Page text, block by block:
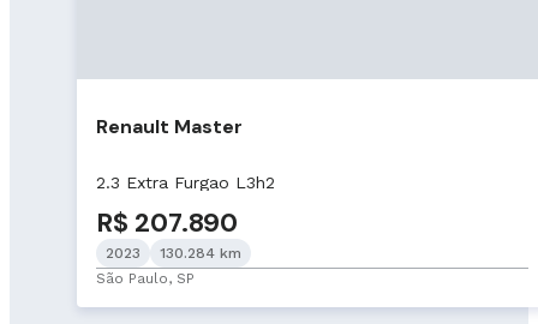
Renault Master
2.3 Extra Furgao L3h2
R$ 207.890
2023
130.284 km
São Paulo, SP